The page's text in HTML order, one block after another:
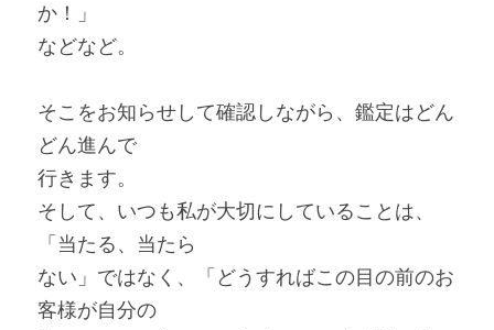
か！」
などなど。
そこをお知らせして確認しながら、鑑定はどん
どん進んで
行きます。
そして、いつも私が大切にしていることは、
「当たる、当たら
ない」ではなく、「どうすればこの目の前のお
客様が自分の